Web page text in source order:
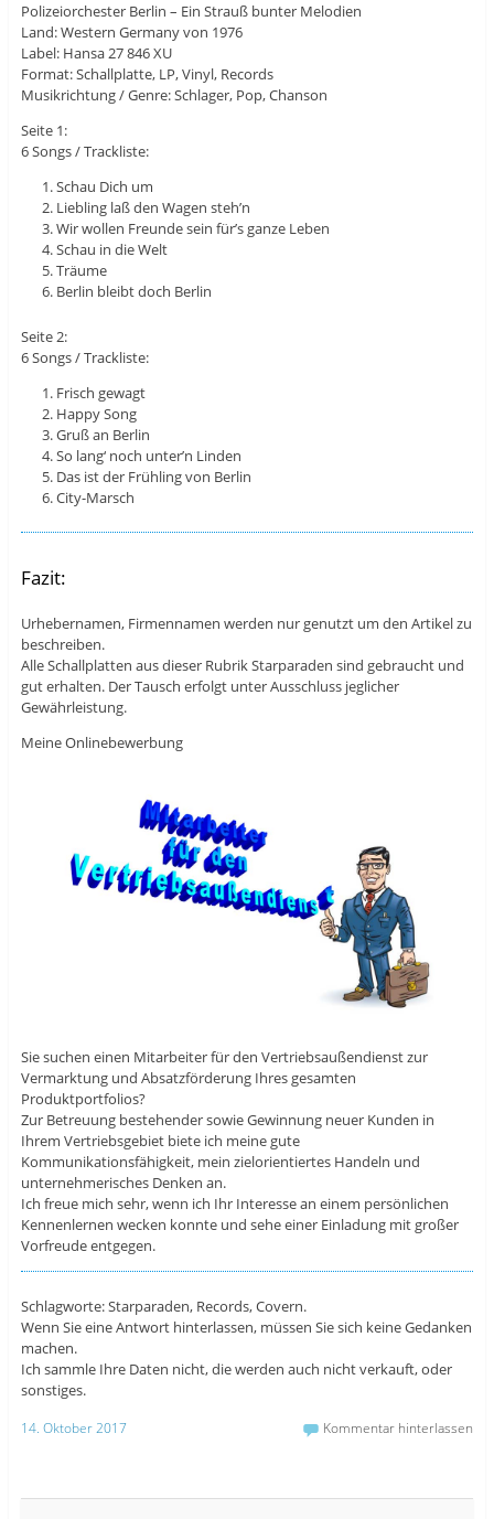
Polizeiorchester Berlin ‎– Ein Strauß bunter Melodien
Land: Western Germany von 1976
Label: Hansa 27 846 XU
Format: Schallplatte, LP, Vinyl, Records
Musikrichtung / Genre: Schlager, Pop, Chanson
Seite 1:
6 Songs / Trackliste:
Schau Dich um
Liebling laß den Wagen steh’n
Wir wollen Freunde sein für’s ganze Leben
Schau in die Welt
Träume
Berlin bleibt doch Berlin
Seite 2:
6 Songs / Trackliste:
Frisch gewagt
Happy Song
Gruß an Berlin
So lang‘ noch unter’n Linden
Das ist der Frühling von Berlin
City-Marsch
Fazit:
Urhebernamen, Firmennamen werden nur genutzt um den Artikel zu
beschreiben.
Alle Schallplatten aus dieser Rubrik Starparaden sind gebraucht und
gut erhalten. Der Tausch erfolgt unter Ausschluss jeglicher
Gewährleistung.
Meine Onlinebewerbung
Sie suchen einen Mitarbeiter für den Vertriebsaußendienst zur
Vermarktung und Absatzförderung Ihres gesamten
Produktportfolios?
Zur Betreuung bestehender sowie Gewinnung neuer Kunden in
Ihrem Vertriebsgebiet biete ich meine gute
Kommunikationsfähigkeit, mein zielorientiertes Handeln und
unternehmerisches Denken an.
Ich freue mich sehr, wenn ich Ihr Interesse an einem persönlichen
Kennenlernen wecken konnte und sehe einer Einladung mit großer
Vorfreude entgegen.
Schlagworte: Starparaden, Records, Covern.
Wenn Sie eine Antwort hinterlassen, müssen Sie sich keine Gedanken
machen.
Ich sammle Ihre Daten nicht, die werden auch nicht verkauft, oder
sonstiges.
14. Oktober 2017 Kommentar hinterlassen